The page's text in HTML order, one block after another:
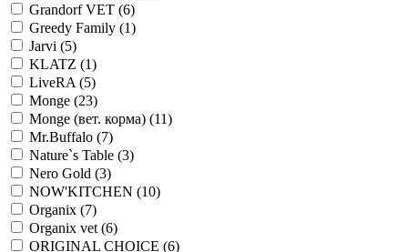
Grandorf VET (6)
Greedy Family (1)
Jarvi (5)
KLATZ (1)
LiveRA (5)
Monge (23)
Monge (вет. корма) (11)
Mr.Buffalo (7)
Nature`s Table (3)
Nero Gold (3)
NOW'KITCHEN (10)
Organix (7)
Organix vet (6)
ORIGINAL CHOICE (6)